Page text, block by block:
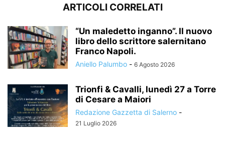
ARTICOLI CORRELATI
“Un maledetto inganno”. Il nuovo
libro dello scrittore salernitano
Franco Napoli.
Aniello Palumbo - 6 Agosto 2026
Trionfi & Cavalli, lunedì 27 a Torre
di Cesare a Maiori
Redazione Gazzetta di Salerno -
21 Luglio 2026